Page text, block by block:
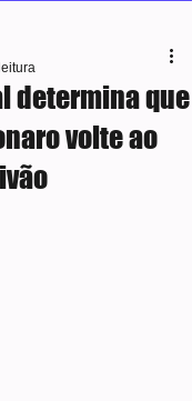
determina que
volte ao
de 5 estrelas.